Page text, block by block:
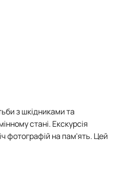
з шкідниками та
стані. Екскурсія
фотографій на пам'ять. Цей